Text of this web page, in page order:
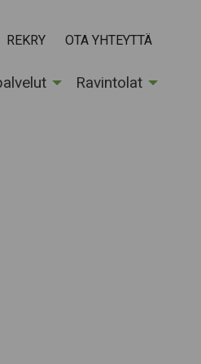
REKRY OTA YHTEYTTÄ
Ravintolat